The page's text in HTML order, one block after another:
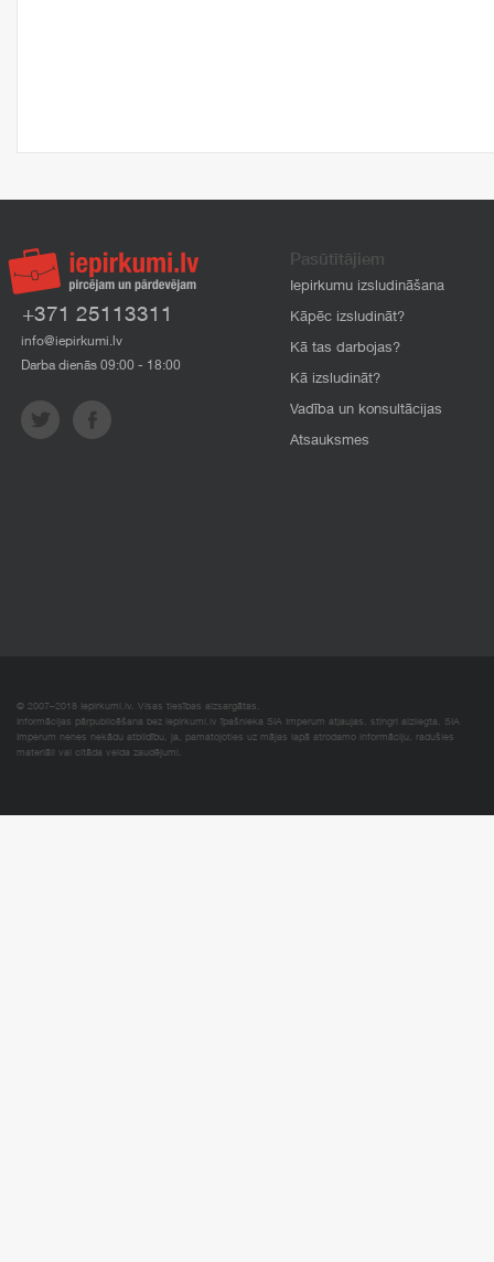
+371 25113311
info@iepirkumi.lv
Darba dienās 09:00 - 18:00
Pasūtītājiem
Iepirkumu izsludināšana
Kāpēc izsludināt?
Kā tas darbojas?
Kā izsludināt?
Vadība un konsultācijas
Atsauksmes
© 2007–2018 Iepirkumi.lv. Visas tiesības aizsargātas.
Informācijas pārpublicēšana bez iepirkumi.lv īpašnieka SIA Imperum atļaujas, stingri aizliegta. SIA
Imperum nenes nekādu atbildību, ja, pamatojoties uz mājas lapā atrodamo informāciju, radušies
materiāli vai citāda veida zaudējumi.